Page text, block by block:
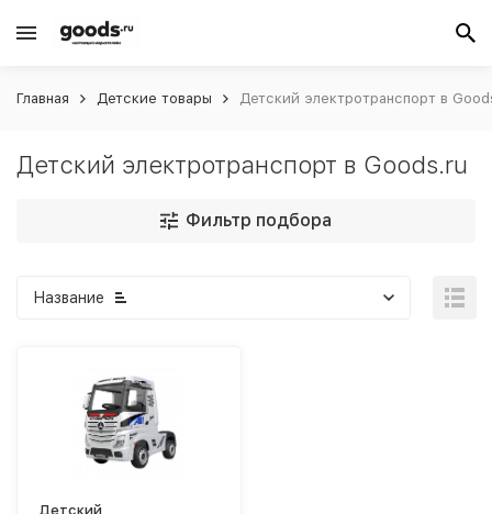
Главная Детские товары Детский электротранспорт в
Детский электротранспорт в Goods.ru
Фильтр подбора
Название
Детский